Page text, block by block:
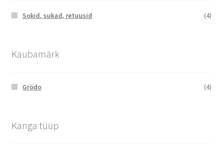
Sokid, sukad, retuusid (4)
Kaubamärk
Grödo (4)
Kanga tüüp